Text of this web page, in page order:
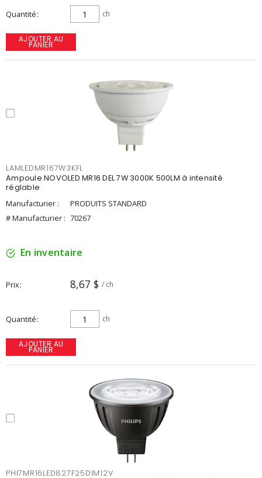
Quantité ch
AJOUTER AU
PANIER
LAMLEDMR167W3KFL
Ampoule NOVOLED MR16 DEL 7W 3000K 500LM à intensité
réglable
Manufacturier :
PRODUITS STANDARD
# Manufacturier : 70267
En inventaire
Prix 8,67 $ / ch
Quantité ch
AJOUTER AU
PANIER
PHI7MR16LED827F25DIM12V